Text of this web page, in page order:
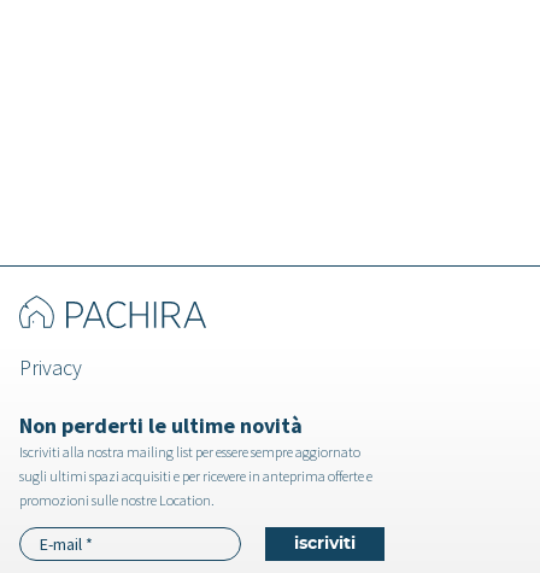
Privacy
Non perderti le ultime novità
Iscriviti alla nostra mailing list per essere sempre aggiornato
sugli ultimi spazi acquisiti e per ricevere in anteprima offerte e
promozioni sulle nostre Location.